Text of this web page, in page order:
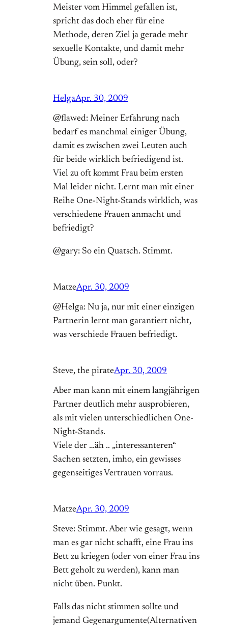
Meister vom Himmel gefallen ist,
spricht das doch eher für eine
Methode, deren Ziel ja gerade mehr
sexuelle Kontakte, und damit mehr
Übung, sein soll, oder?
HelgaApr. 30, 2009
@flawed: Meiner Erfahrung nach
bedarf es manchmal einiger Übung,
damit es zwischen zwei Leuten auch
für beide wirklich befriedigend ist.
Viel zu oft kommt Frau beim ersten
Mal leider nicht. Lernt man mit einer
Reihe One-Night-Stands wirklich, was
verschiedene Frauen anmacht und
befriedigt?
@gary: So ein Quatsch. Stimmt.
MatzeApr. 30, 2009
@Helga: Nu ja, nur mit einer einzigen
Partnerin lernt man garantiert nicht,
was verschiede Frauen befriedigt.
Steve, the pirateApr. 30, 2009
Aber man kann mit einem langjährigen
Partner deutlich mehr ausprobieren,
als mit vielen unterschiedlichen One-
Night-Stands.
Viele der …äh .. „interessanteren“
Sachen setzten, imho, ein gewisses
gegenseitiges Vertrauen vorraus.
MatzeApr. 30, 2009
Steve: Stimmt. Aber wie gesagt, wenn
man es gar nicht schafft, eine Frau ins
Bett zu kriegen (oder von einer Frau ins
Bett geholt zu werden), kann man
nicht üben. Punkt.
Falls das nicht stimmen sollte und
jemand Gegenargumente(Alternativen